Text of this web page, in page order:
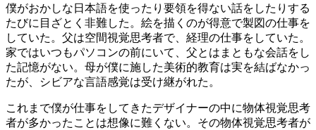
僕がおかしな日本語を使ったり要領を得ない話をしたりする
たびに目ざとく非難した。絵を描くのが得意で製図の仕事を
していた。父は空間視覚思考者で、経理の仕事をしていた。
家ではいつもパソコンの前にいて、父とはまともな会話をし
た記憶がない。母が僕に施した美術的教育は実を結ばなかっ
たが、シビアな言語感覚は受け継がれた。
これまで僕が仕事をしてきたデザイナーの中に物体視覚思考
者が多かったことは想像に難くない。その物体視覚思考者が